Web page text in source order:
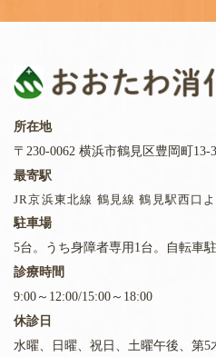
所在地
〒230-0062 横浜市鶴見区豊岡町13-
最寄駅
JR京浜東北線 鶴見線 鶴見駅西口
駐車場
5台。うち身障者専用1台。自転車
診療時間
9:00～12:00/15:00～18:00
休診日
水曜、日曜、祝日、土曜午後、第5